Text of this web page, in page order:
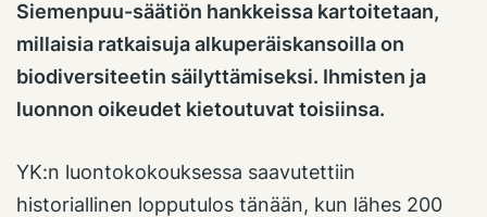
Siemenpuu-säätiön hankkeissa kartoitetaan,
millaisia ratkaisuja alkuperäiskansoilla on
biodiversiteetin säilyttämiseksi. Ihmisten ja
luonnon oikeudet kietoutuvat toisiinsa.
YK:n luontokokouksessa saavutettiin
historiallinen lopputulos tänään, kun lähes 200